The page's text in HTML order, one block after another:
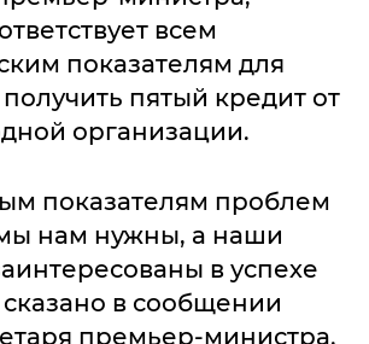
всем
показателям для
пятый кредит от
организации.
показателям проблем
нам нужны, а наши
в успехе
в сообщении
премьер-министра.